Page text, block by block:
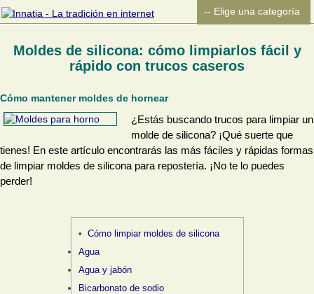
Moldes de silicona: cómo limpiarlos fácil y
rápido con trucos caseros
Cómo mantener moldes de hornear
¿Estás buscando trucos para limpiar un
molde de silicona? ¡Qué suerte que
tienes! En este artículo encontrarás las más fáciles y rápidas formas
de limpiar moldes de silicona para repostería. ¡No te lo puedes
perder!
Cómo limpiar moldes de silicona
Agua
Agua y jabón
Bicarbonato de sodio